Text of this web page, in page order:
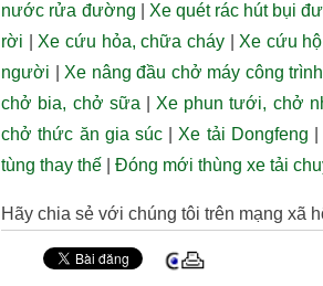
nước rửa đường
Xe quét rác hút bụi
rời
Xe cứu hỏa, chữa cháy| Xe cứu
người
Xe nâng đầu chở máy công trình
chở bia, chở sữa
Xe phun tưới, chở
chở thức ăn gia súc
Xe tải Dongfeng
tùng thay thế |Đóng mới thùng xe tải
Hãy chia sẻ với chúng tôi trên mạng xã